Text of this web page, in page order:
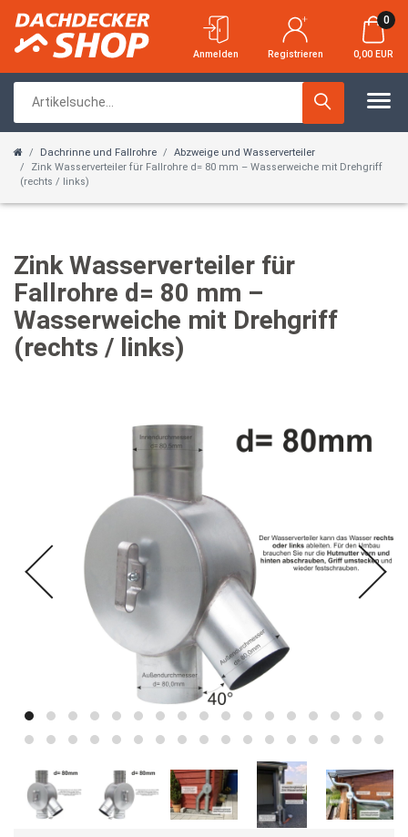
Anmelden Registrieren
0
0,00 EUR
Dachrinne und Fallrohre
Abzweige und Wasserverteiler
Zink Wasserverteiler für Fallrohre d= 80 mm – Wasserweiche mit Drehgriff
(rechts / links)
Zink Wasserverteiler für
Fallrohre d= 80 mm –
Wasserweiche mit Drehgriff
(rechts / links)